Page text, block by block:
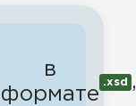
в
формате
.xsd ,